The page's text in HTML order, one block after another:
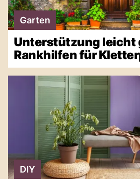
Garten
Unterstützung leicht
Rankhilfen für
DIY